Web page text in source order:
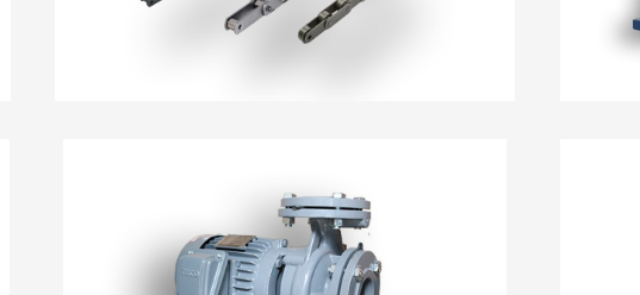
Bơm Nước-Bơm Định Lượng-Bơm Hóa Chất